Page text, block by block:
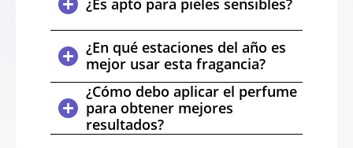
¿En qué estaciones del año es
mejor usar esta fragancia?
¿Cómo debo aplicar el perfume
para obtener mejores
resultados?